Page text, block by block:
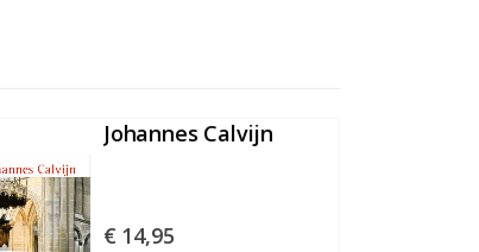
Johannes Calvijn
€ 14,95